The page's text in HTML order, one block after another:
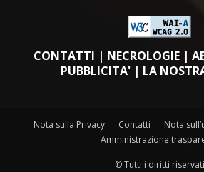
CONTATTI | NECROLOGIE|
PUBBLICITA' | LA
Nota sulla Privacy Contatti
Nota
Amministrazione
© Tutti i diritti riservati